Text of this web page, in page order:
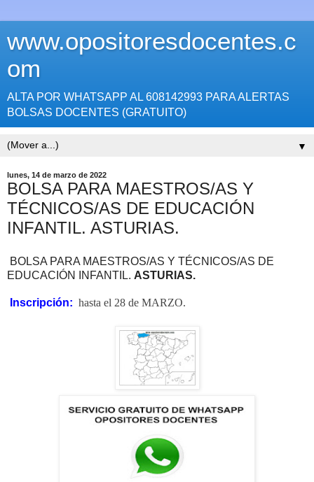
www.opositoresdocentes.c
om
ALTA POR WHATSAPP AL 608142993 PARA ALERTAS
BOLSAS DOCENTES (GRATUITO)
▼
lunes, 14 de marzo de 2022
BOLSA PARA MAESTROS/AS Y
TÉCNICOS/AS DE EDUCACIÓN
INFANTIL. ASTURIAS.
BOLSA PARA MAESTROS/AS Y TÉCNICOS/AS DE
EDUCACIÓN INFANTIL. ASTURIAS.
Inscripción: hasta el 28 de MARZO.